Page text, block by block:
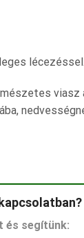
lécezéssel.
és segítünk: